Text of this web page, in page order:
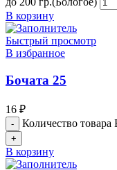
В корзину
Быстрый просмотр
В избранное
Бочата 25
16 ₽
Количество товара
В корзину